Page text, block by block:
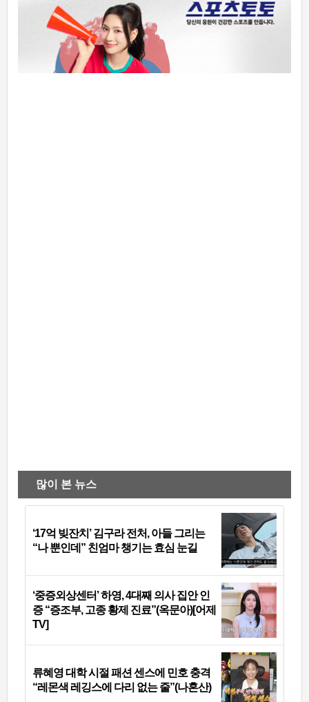
많이 본 뉴스
‘17억 빚잔치’ 김구라 전처, 아들 그리는
“나 뿐인데” 친엄마 챙기는 효심 눈길
‘중증외상센터’ 하영, 4대째 의사 집안 인
증 “증조부, 고종 황제 진료”(옥문아)[어제
TV]
류혜영 대학 시절 패션 센스에 민호 충격
“레몬색 레깅스에 다리 없는 줄”(나혼산)